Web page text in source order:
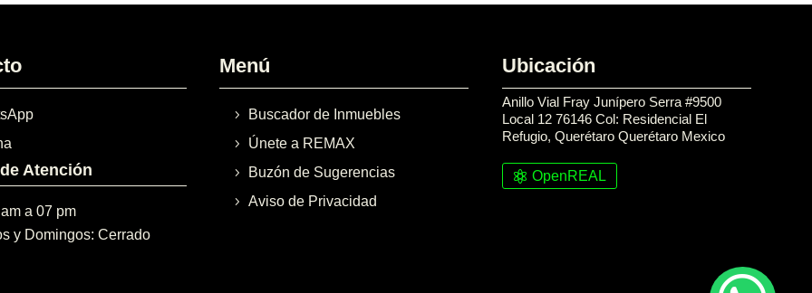
Atención
a 07 pm
y Domingos: Cerrado
Menú
Buscador de Inmuebles
Únete a REMAX
Buzón de Sugerencias
Aviso de Privacidad
Ubicación
Anillo Vial Fray Junípero Serra #9500
Local 12 76146 Col: Residencial El
Refugio, Querétaro Querétaro Mexico
OpenREAL